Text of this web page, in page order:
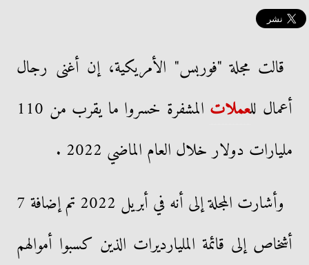
قالت مجلة "فوربس" الأمريكية، إن أغنى رجال
أعمال للعملات
المشفرة خسروا ما يقرب من 110
مليارات دولار خلال العام الماضي 2022 .
وأشارت المجلة إلى أنه في أبريل 2022 تم إضافة 7
أشخاص إلى قائمة المليارديرات الذين كسبوا أموالهم